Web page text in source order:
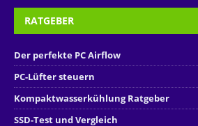
RATGEBER
Der perfekte PC Airflow
PC-Lüfter steuern
Kompaktwasserkühlung Ratgeber
SSD-Test und Vergleich